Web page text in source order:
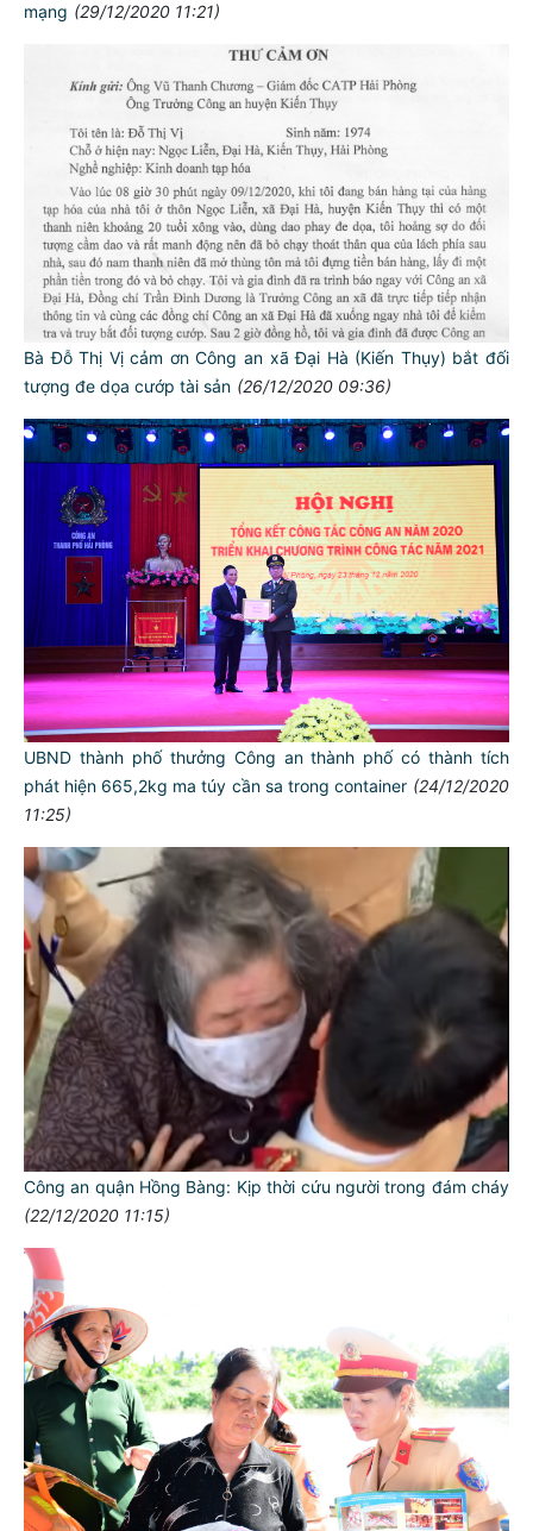
mạng (29/12/2020 11:21)
Bà Đỗ Thị Vị cảm ơn Công an xã Đại Hà (Kiến Thụy) bắt đối
tượng đe dọa cướp tài sản (26/12/2020 09:36)
UBND thành phố thưởng Công an thành phố có thành tích
phát hiện 665,2kg ma túy cần sa trong container (24/12/2020
11:25)
Công an quận Hồng Bàng: Kịp thời cứu người trong đám cháy
(22/12/2020 11:15)